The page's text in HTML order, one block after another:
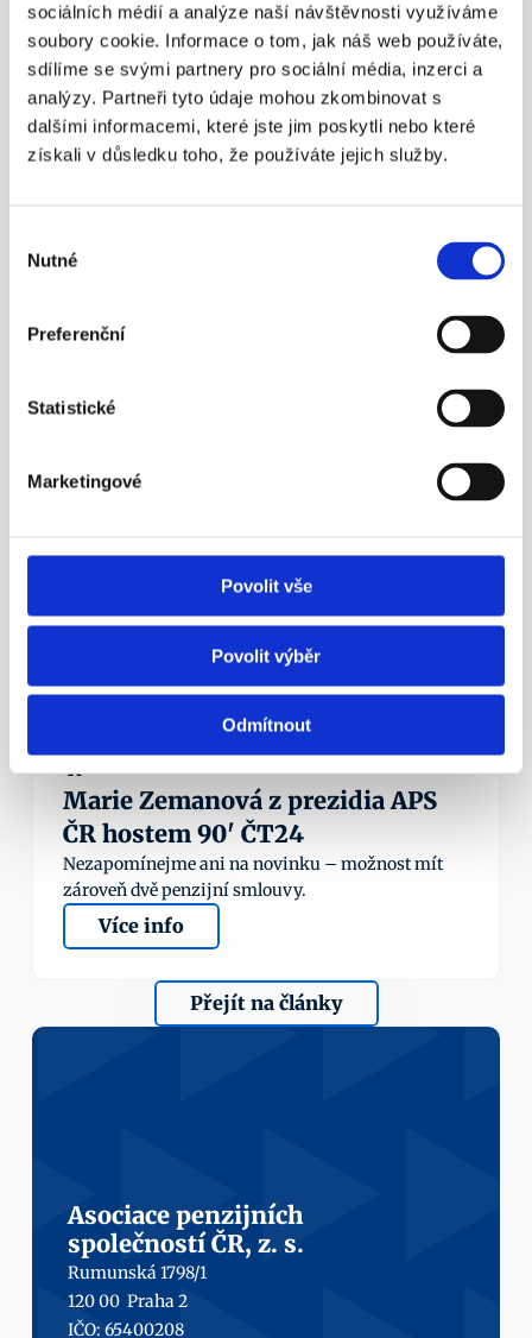
sociálních médií a analýze naší návštěvnosti využíváme
soubory cookie. Informace o tom, jak náš web používáte,
sdílíme se svými partnery pro sociální média, inzerci a
analýzy. Partneři tyto údaje mohou zkombinovat s
dalšími informacemi, které jste jim poskytli nebo které
získali v důsledku toho, že používáte jejich služby.
souhlasu
Nutné
Preferenční
Statistické
Marketingové
Povolit vše
Povolit výběr
Odmítnout
Více info
23. 4. 2016
Aleš Poklop živě v ČT z tiskové
Nezapomínejme ani na novinku – možnost mít
Více info
¶
Marie Zemanová z prezidia APS
ČR hostem 90' ČT24
Nezapomínejme ani na novinku – možnost mít
zároveň dvě penzijní smlouvy.
Více info
Přejít na články
Asociace penzijních
společností ČR, z. s.
Rumunská 1798/1
120 00  Praha 2
IČO: 65400208